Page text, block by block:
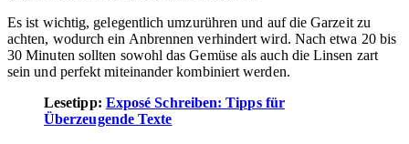
Es ist wichtig, gelegentlich umzurühren und auf die Garzeit zu
achten, wodurch ein Anbrennen verhindert wird. Nach etwa 20 bis
30 Minuten sollten sowohl das Gemüse als auch die Linsen zart
sein und perfekt miteinander kombiniert werden.
Lesetipp: Exposé Schreiben: Tipps für
Überzeugende Texte